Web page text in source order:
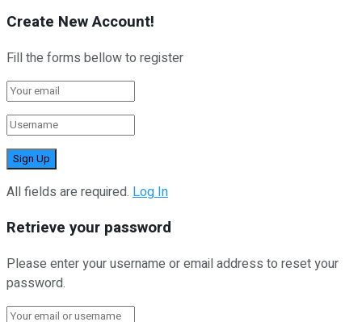
Create New Account!
Fill the forms bellow to register
All fields are required. Log In
Retrieve your password
Please enter your username or email address to reset your
password.